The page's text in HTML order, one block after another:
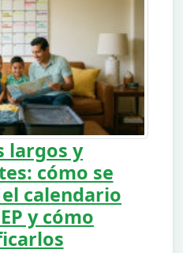
largos y
cómo se
calendario
y cómo